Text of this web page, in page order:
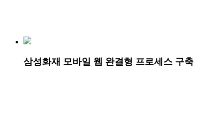
삼성화재 모바일 웹 완결형 프로세스 구축